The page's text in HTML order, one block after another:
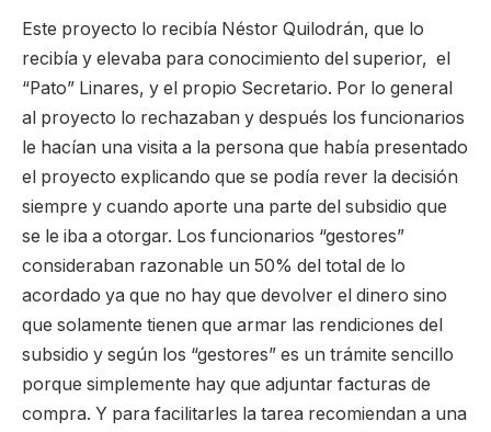
Este proyecto lo recibía Néstor Quilodrán, que lo
recibía y elevaba para conocimiento del superior, el
“Pato” Linares, y el propio Secretario. Por lo general
al proyecto lo rechazaban y después los funcionarios
le hacían una visita a la persona que había presentado
el proyecto explicando que se podía rever la decisión
siempre y cuando aporte una parte del subsidio que
se le iba a otorgar. Los funcionarios “gestores”
consideraban razonable un 50% del total de lo
acordado ya que no hay que devolver el dinero sino
que solamente tienen que armar las rendiciones del
subsidio y según los “gestores” es un trámite sencillo
porque simplemente hay que adjuntar facturas de
compra. Y para facilitarles la tarea recomiendan a una